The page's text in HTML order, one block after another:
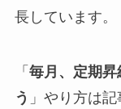
長しています。
「 毎月、定期
う 」やり方は記